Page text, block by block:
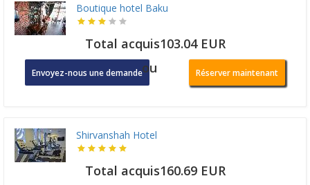
Boutique hotel Baku
Total acquis103.04 EUR
Envoyez-nous une demandeou Réserver maintenant
Shirvanshah Hotel
Total acquis160.69 EUR